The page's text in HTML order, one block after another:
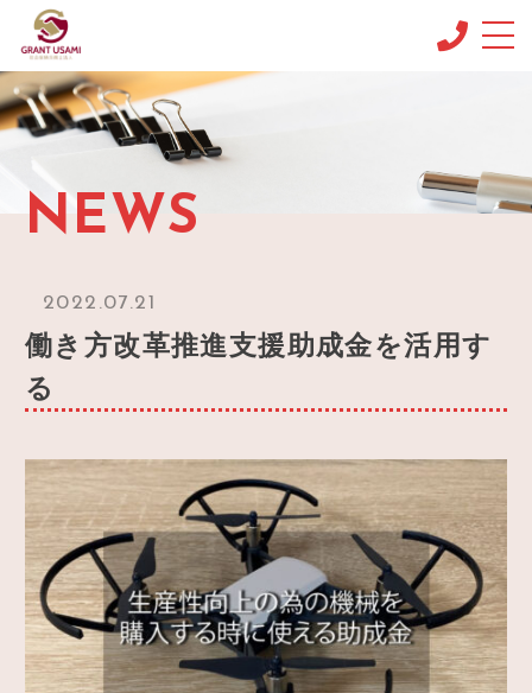
CONCEPT
コンセプト
MENU & PRICE
メニュー
BLOG
ブログ
お問い合わせ
ご予約
アクセス
NEWS
2022.07.21
働き方改革推進支援助成金を活用す
る